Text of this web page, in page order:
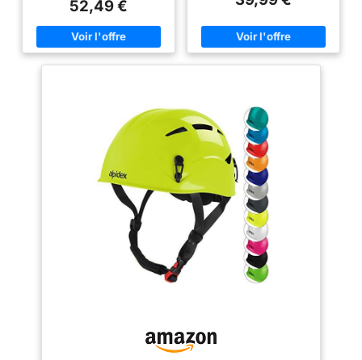
frontaux, arrière et latéraux
Ajustement progressif à l'aide
d'une molette pour différentes
tailles de tête Sangle
52,49 €
de tête : S/M 50-58 cm ; M/L
56-63 cm